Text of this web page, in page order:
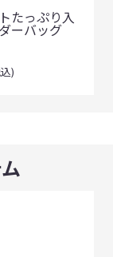
たっぷり入
ーバッグ
)